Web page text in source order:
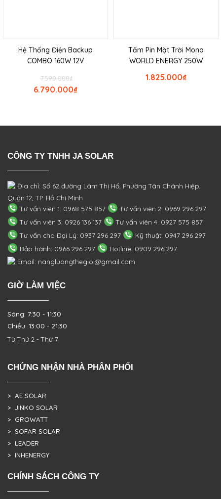
Hệ Thống Điện Backup
COMBO 160W 12V
₫
7.590.000
₫
6.790.000
Tấm Pin Mặt Trời Mono
WORLD ENERGY 250W
₫
1.825.000
CÔNG TY TNHH JA SOLAR
Địa chỉ: Số 62 đường Lâm Thị Hố, PhườngTân Chánh Hiệp,
Quận 12, TP. Hồ Chí Minh
Tư vấn viên 1: 0968 575 857
Tư vấn viên 2: 0969 296 297
Tư vấn viên 3: 0926 136 137
Tư vấn viên 4: 0927 575 857
Tư vấn cho Đại Lý: 0937 296 297
Kỹ thuật: 0947 296 297
Bảo hành: 0966 296 297
Hotline: 0909 296 297
Email: nangluongthegioi@gmail.com
GIỜ LÀM VIỆC
Sáng: 7:30 - 11:30
Chiều: 13:00 - 21:30
Từ Thứ 2 - Thứ 7
CHỨNG NHẬN NHÀ PHÂN PHỐI
> AE SOLAR
> JINKO SOLAR
> GROWATT
> SOFAR SOLAR
> LEADER
> INHENERGY
CHÍNH SÁCH CÔNG TY